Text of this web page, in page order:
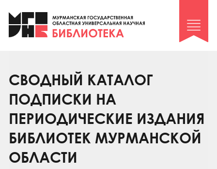
Клуб «Гиря и сельдерей»
Клуб «Семейный архив»
Коллегам
Контакты
СВОДНЫЙ КАТАЛОГ
ПОДПИСКИ НА
ПЕРИОДИЧЕСКИЕ ИЗДАНИЯ
БИБЛИОТЕК МУРМАНСКОЙ
ОБЛАСТИ